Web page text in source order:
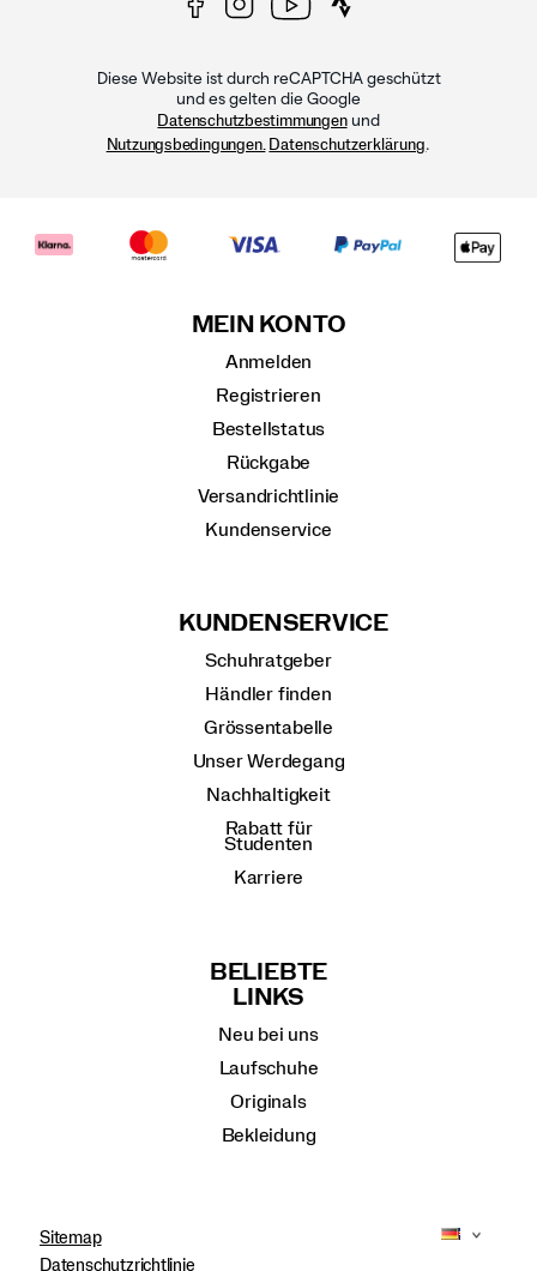
Diese Website ist durch reCAPTCHA geschützt
und es gelten die Google
Datenschutzbestimmungenund
Nutzungsbedingungen. Datenschutzerklärung.
MEIN KONTO
Anmelden
Registrieren
Bestellstatus
Rückgabe
Versandrichtlinie
Kundenservice
KUNDENSERVICE
Schuhratgeber
Händler finden
Grössentabelle
Unser Werdegang
Nachhaltigkeit
Rabatt für
Studenten
Karriere
BELIEBTE
LINKS
Neu bei uns
Laufschuhe
Originals
Bekleidung
Sitemap
Datenschutzrichtlinie